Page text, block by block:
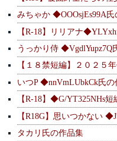
みちゃか ◆OOOsjEs99A氏
【R-18】リリアナ
うっかり侍 ◆VgdlYupz7Q
【１８禁短編】２０２５
いつP ◆nnVmLUbkCk氏の
【R-18】◆G/YT325NHs短
【R18G】思いつかない
タカリ氏の作品集